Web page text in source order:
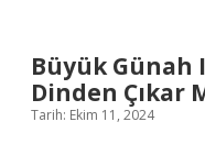
Büyük Günah
Dinden Çıkar
Tarih: Ekim 11, 2024